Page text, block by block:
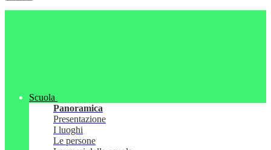
Scuola
Panoramica
Presentazione
I luoghi
Le persone